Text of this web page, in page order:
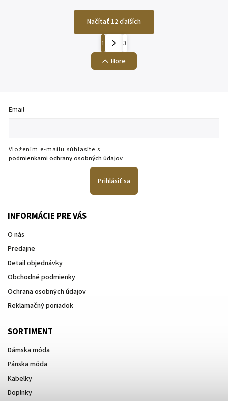
Načítať 12 ďalších
1
3
Hore
Email
Vložením e-mailu súhlasíte s
podmienkami ochrany osobných údajov
Prihlásiť sa
INFORMÁCIE PRE VÁS
O nás
Predajne
Detail objednávky
Obchodné podmienky
Ochrana osobných údajov
Reklamačný poriadok
SORTIMENT
Dámska móda
Pánska móda
Kabelky
Doplnky